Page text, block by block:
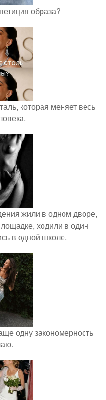
образа?
которая меняет весь
жили в одном дворе,
ходили в один
в одной школе.
одну закономерность